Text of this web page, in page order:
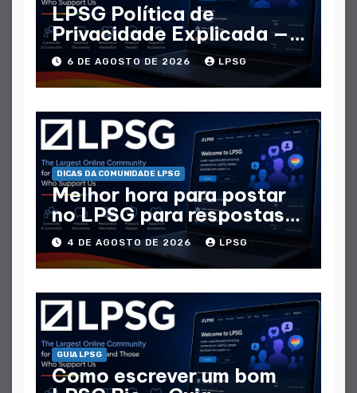
LPSG Política de
Privacidade Explicada —
Que Dados Coletam
6 DE AGOSTO DE 2026 LPSG
DICAS DA COMUNIDADE LPSG
Melhor hora para postar
no LPSG para respostas
máximas
4 DE AGOSTO DE 2026 LPSG
GUIA LPSG
Como escrever um bom